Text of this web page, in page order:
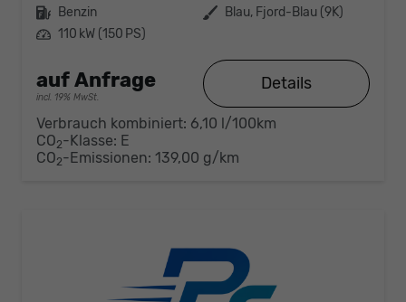
Kraftstoff Benzin Außenfarbe Blau, Fjord-Blau (9K)
Leistung 110 kW (150 PS)
auf Anfrage
incl. 19% MwSt.
Details
Verbrauch kombiniert: 6,10 l/100km
CO2-Klasse: E
CO2-Emissionen: 139,00 g/km